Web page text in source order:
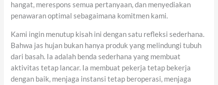
hangat, merespons semua pertanyaan, dan menyediakan
penawaran optimal sebagaimana komitmen kami.
Kami ingin menutup kisah ini dengan satu refleksi sederhana.
Bahwa jas hujan bukan hanya produk yang melindungi tubuh
dari basah. Ia adalah benda sederhana yang membuat
aktivitas tetap lancar. Ia membuat pekerja tetap bekerja
dengan baik, menjaga instansi tetap beroperasi, menjaga